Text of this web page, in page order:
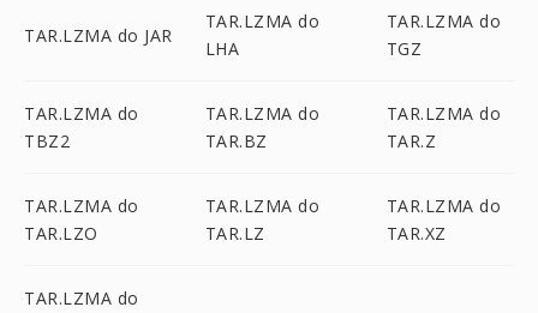
TAR.LZMA do JAR
TAR.LZMA do
LHA
TAR.LZMA do
TGZ
TAR.LZMA do
TBZ2
TAR.LZMA do
TAR.BZ
TAR.LZMA do
TAR.Z
TAR.LZMA do
TAR.LZO
TAR.LZMA do
TAR.LZ
TAR.LZMA do
TAR.XZ
TAR.LZMA do